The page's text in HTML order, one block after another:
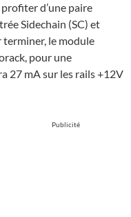
d’une paire
Sidechain (SC) et
terminer, le module
pour une
27 mA sur les rails +12V
Publicité